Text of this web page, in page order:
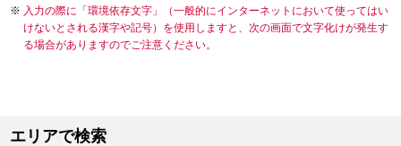
入力の際に「環境依存文字」（一般的にインターネットにおいて使ってはい
けないとされる漢字や記号）を使用しますと、次の画面で文字化けが発生す
る場合がありますのでご注意ください。
エリアで検索